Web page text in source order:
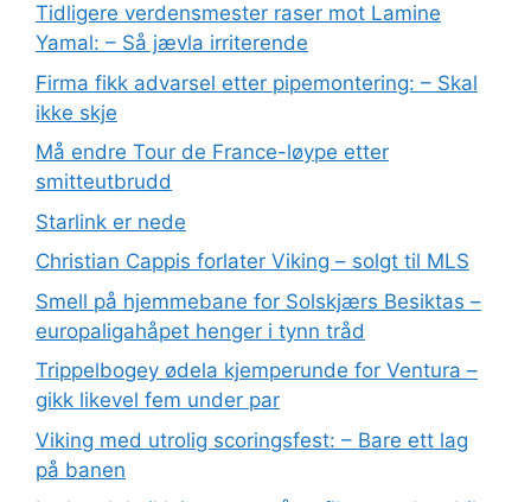
Tidligere verdensmester raser mot Lamine
Yamal: – Så jævla irriterende
Firma fikk advarsel etter pipemontering: – Skal
ikke skje
Må endre Tour de France-løype etter
smitteutbrudd
Starlink er nede
Christian Cappis forlater Viking – solgt til MLS
Smell på hjemmebane for Solskjærs Besiktas –
europaligahåpet henger i tynn tråd
Trippelbogey ødela kjemperunde for Ventura –
gikk likevel fem under par
Viking med utrolig scoringsfest: – Bare ett lag
på banen